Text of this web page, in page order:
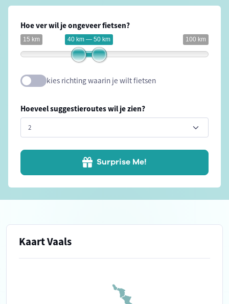
Hoe ver wil je ongeveer fietsen?
15 km 100 km
40 km — 50 km
kies richting waarin je wilt fietsen
Hoeveel suggestieroutes wil je zien?
Surprise Me!
Kaart Vaals